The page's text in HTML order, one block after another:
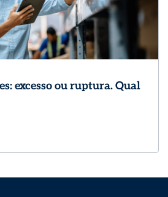
excesso ou ruptura. Qual